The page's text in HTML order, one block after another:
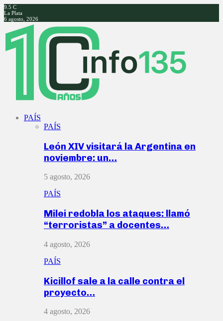
9.5 C
La Plata
6 agosto, 2026
Facebook
Twitter
Instagram
Youtube
PAÍS
PAÍS
León XIV visitará la Argentina en
noviembre: un…
5 agosto, 2026
PAÍS
Milei redobla los ataques: llamó
“terroristas” a docentes…
4 agosto, 2026
PAÍS
Kicillof sale a la calle contra el
proyecto…
4 agosto, 2026